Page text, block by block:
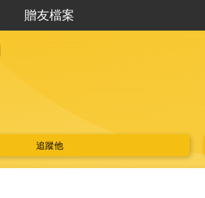
贈友檔案
追蹤他